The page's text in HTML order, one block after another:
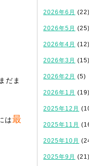
だま
は最
2026年6月 (22)
2026年5月 (25)
2026年4月 (12)
2026年3月 (15)
2026年2月 (5)
2026年1月 (19)
2025年12月
2025年11月
2025年10月
2025年9月 (21)